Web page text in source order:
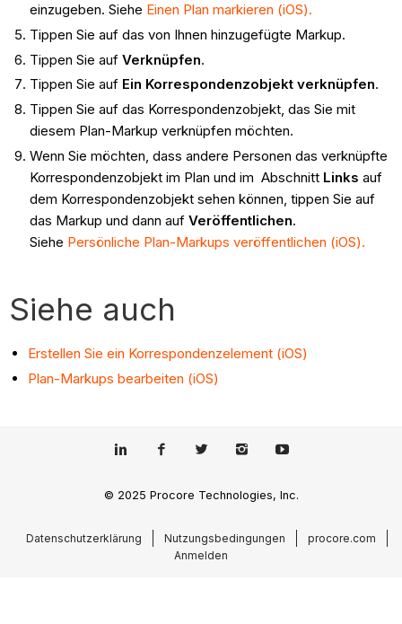
einzugeben. Siehe Einen Plan markieren (iOS).
Tippen Sie auf das von Ihnen hinzugefügte Markup.
Tippen Sie auf Verknüpfen.
Tippen Sie auf Ein Korrespondenzobjekt verknüpfen.
Tippen Sie auf das Korrespondenzobjekt, das Sie mit
diesem Plan-Markup verknüpfen möchten.
Wenn Sie möchten, dass andere Personen das verknüpfte
Korrespondenzobjekt im Plan und im Abschnitt Links auf
dem Korrespondenzobjekt sehen können, tippen Sie auf
das Markup und dann auf Veröffentlichen.
Siehe Persönliche Plan-Markups veröffentlichen (iOS).
Siehe auch
Erstellen Sie ein Korrespondenzelement (iOS)
Plan-Markups bearbeiten (iOS)
© 2025 Procore Technologies, Inc.
Datenschutzerklärung Nutzungsbedingungen
procore.com
Anmelden